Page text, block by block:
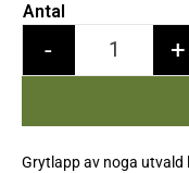
Antal
+
-
Grytlapp av noga utvald